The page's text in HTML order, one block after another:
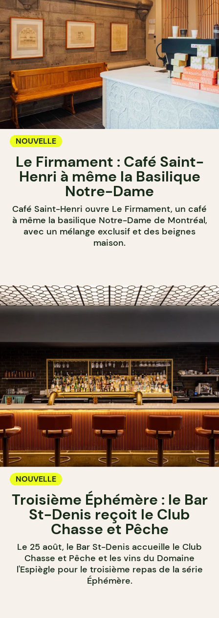
NOUVELLE
Le Firmament : Café Saint-
Henri à même la Basilique
Notre-Dame
Café Saint-Henri ouvre Le Firmament, un café
à même la basilique Notre-Dame de Montréal,
avec un mélange exclusif et des beignes
maison.
NOUVELLE
Troisième Éphémère : le Bar
St-Denis reçoit le Club
Chasse et Pêche
Le 25 août, le Bar St-Denis accueille le Club
Chasse et Pêche et les vins du Domaine
l'Espiègle pour le troisième repas de la série
Éphémère.